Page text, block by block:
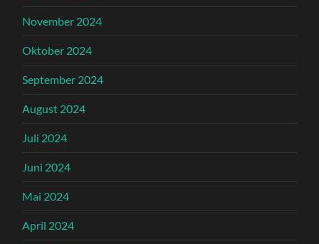
November 2024
Oktober 2024
September 2024
August 2024
Juli 2024
Juni 2024
Mai 2024
April 2024